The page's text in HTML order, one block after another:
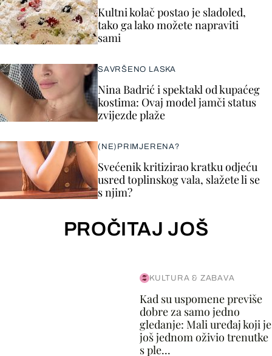
Kultni kolač postao je sladoled,
tako ga lako možete napraviti
sami
SAVRŠENO LASKA
Nina Badrić i spektakl od kupaćeg
kostima: Ovaj model jamči status
zvijezde plaže
(NE)PRIMJERENA?
Svećenik kritizirao kratku odjeću
usred toplinskog vala, slažete li se
s njim?
PROČITAJ JOŠ
KULTURA & ZABAVA
Kad su uspomene previše
dobre za samo jedno
gledanje: Mali uređaj koji je
još jednom oživio trenutke
s ple...